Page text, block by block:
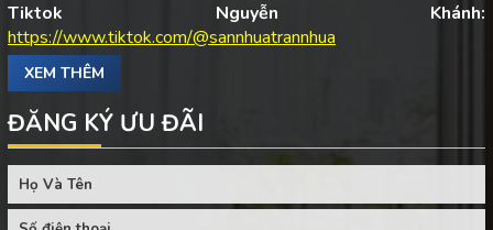
Tiktok Nguyễn Khánh:
https://www.tiktok.com/@sannhuatrannhua
XEM THÊM
ĐĂNG KÝ ƯU ĐÃI